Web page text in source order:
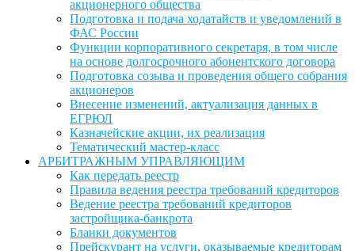
акционерного общества
Подготовка и подача ходатайств и уведомлений в
ФАС России
Функции корпоративного секретаря, в том числе
на основе долгосрочного абонентского договора
Подготовка созыва и проведения общего собрания
акционеров
Внесение изменений, актуализация данных в
ЕГРЮЛ
Казначейские акции, их реализация
Тематический мастер-класс
АРБИТРАЖНЫМ УПРАВЛЯЮЩИМ
Как передать реестр
Правила ведения реестра требований кредиторов
Ведение реестра требований кредиторов
застройщика-банкрота
Бланки документов
Прейскурант на услуги, оказываемые кредиторам